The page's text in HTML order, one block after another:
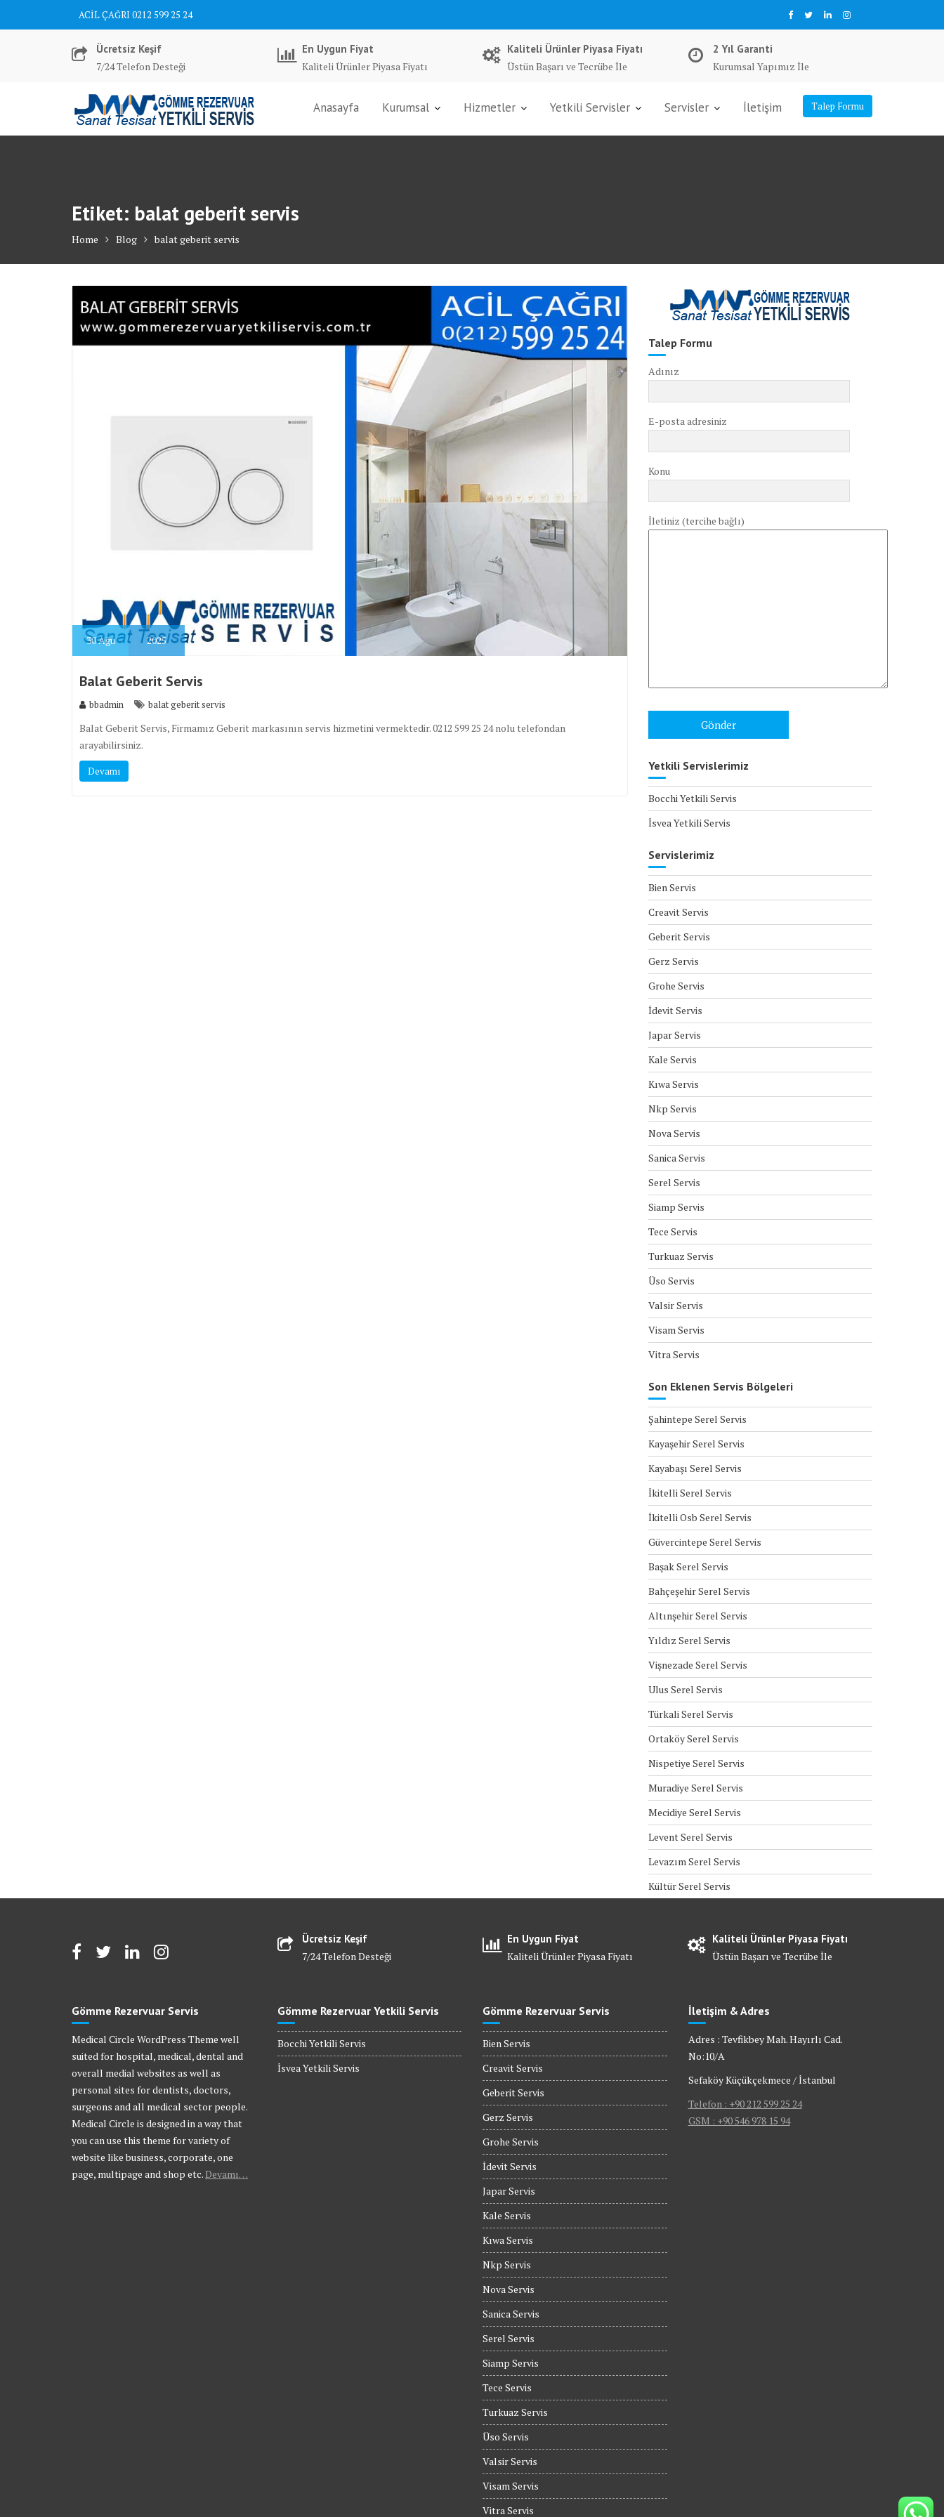
ACİL ÇAĞRI 0212 599 25 24
Ücretsiz Keşif
7/24 Telefon Desteği
En Uygun Fiyat
Kaliteli Ürünler Piyasa Fiyatı
Kaliteli Ürünler Piyasa Fiyatı
Üstün Başarı ve Tecrübe İle
2 Yıl Garanti
Kurumsal Yapımız İle
Talep Formu
Anasayfa Kurumsal Hizmetler Yetkili Servisler Servisler İletişim
Etiket: balat geberit servis
Home Blog balat geberit servis
30Ağu 2025
Balat Geberit Servis
bbadmin balat geberit servis
Balat Geberit Servis, Firmamız Geberit markasının servis hizmetini vermektedir. 0212 599 25 24 nolu telefondan
arayabilirsiniz.
Devamı
Talep Formu
Adınız
E-posta adresiniz
Konu
İletiniz (tercihe bağlı)
Yetkili Servislerimiz
Bocchi Yetkili Servis
İsvea Yetkili Servis
Servislerimiz
Bien Servis
Creavit Servis
Geberit Servis
Gerz Servis
Grohe Servis
İdevit Servis
Japar Servis
Kale Servis
Kıwa Servis
Nkp Servis
Nova Servis
Sanica Servis
Serel Servis
Siamp Servis
Tece Servis
Turkuaz Servis
Üso Servis
Valsir Servis
Visam Servis
Vitra Servis
Son Eklenen Servis Bölgeleri
Şahintepe Serel Servis
Kayaşehir Serel Servis
Kayabaşı Serel Servis
İkitelli Serel Servis
İkitelli Osb Serel Servis
Güvercintepe Serel Servis
Başak Serel Servis
Bahçeşehir Serel Servis
Altınşehir Serel Servis
Yıldız Serel Servis
Vişnezade Serel Servis
Ulus Serel Servis
Türkali Serel Servis
Ortaköy Serel Servis
Nispetiye Serel Servis
Muradiye Serel Servis
Mecidiye Serel Servis
Levent Serel Servis
Levazım Serel Servis
Kültür Serel Servis
Ücretsiz Keşif
7/24 Telefon Desteği
En Uygun Fiyat
Kaliteli Ürünler Piyasa Fiyatı
Kaliteli Ürünler Piyasa Fiyatı
Üstün Başarı ve Tecrübe İle
Gömme Rezervuar Servis
Medical Circle WordPress Theme well
suited for hospital, medical, dental and
overall medial websites as well as
personal sites for dentists, doctors,
surgeons and all medical sector people.
Medical Circle is designed in a way that
you can use this theme for variety of
website like business, corporate, one
page, multipage and shop etc.Devamı…
Gömme Rezervuar Yetkili Servis
Bocchi Yetkili Servis
İsvea Yetkili Servis
Gömme Rezervuar Servis
Bien Servis
Creavit Servis
Geberit Servis
Gerz Servis
Grohe Servis
İdevit Servis
Japar Servis
Kale Servis
Kıwa Servis
Nkp Servis
Nova Servis
Sanica Servis
Serel Servis
Siamp Servis
Tece Servis
Turkuaz Servis
Üso Servis
Valsir Servis
Visam Servis
Vitra Servis
İletişim & Adres
Adres : Tevfikbey Mah. Hayırlı Cad.
No:10/A
Sefaköy Küçükçekmece / İstanbul
Telefon : +90 212 599 25 24
GSM : +90 546 978 15 94